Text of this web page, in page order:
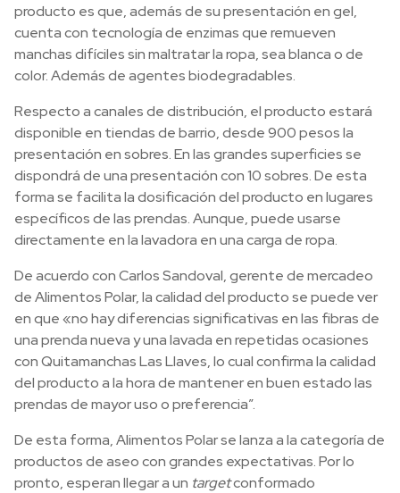
producto es que, además de su presentación en gel,
cuenta con tecnología de enzimas que remueven
manchas difíciles sin maltratar la ropa, sea blanca o de
color. Además de agentes biodegradables.
Respecto a canales de distribución, el producto estará
disponible en tiendas de barrio, desde 900 pesos la
presentación en sobres. En las grandes superficies se
dispondrá de una presentación con 10 sobres. De esta
forma se facilita la dosificación del producto en lugares
específicos de las prendas. Aunque, puede usarse
directamente en la lavadora en una carga de ropa.
De acuerdo con Carlos Sandoval, gerente de mercadeo
de Alimentos Polar, la calidad del producto se puede ver
en que «no hay diferencias significativas en las fibras de
una prenda nueva y una lavada en repetidas ocasiones
con Quitamanchas Las Llaves, lo cual confirma la calidad
del producto a la hora de mantener en buen estado las
prendas de mayor uso o preferencia”.
De esta forma, Alimentos Polar se lanza a la categoría de
productos de aseo con grandes expectativas. Por lo
pronto, esperan llegar a un targetconformado